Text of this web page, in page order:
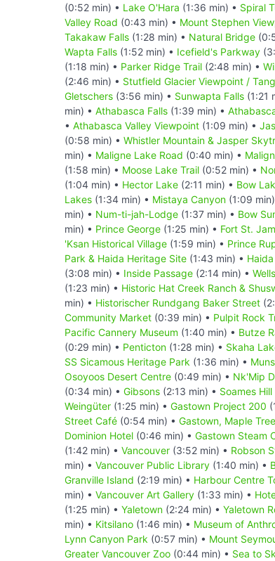
(0:52 min) • Lake O'Hara (1:36 min) • Spiral
Valley Road (0:43 min) • Mount Stephen
Takakaw Falls (1:28 min) • Natural Bridge
Wapta Falls (1:52 min) • Icefield's Parkway
(1:18 min) • Parker Ridge Trail (2:48 min) •
(2:46 min) • Stutfield Glacier Viewpoint /
Gletschers (3:56 min) • Sunwapta Falls (1:21
min) • Athabasca Falls (1:39 min) •
• Athabasca Valley Viewpoint (1:09 min) •
(0:58 min) • Whistler Mountain & Jasper
min) • Maligne Lake Road (0:40 min) •
(1:58 min) • Moose Lake Trail (0:52 min) •
(1:04 min) • Hector Lake (2:11 min) • Bow
Lakes (1:34 min) • Mistaya Canyon (1:09
min) • Num-ti-jah-Lodge (1:37 min) • Bow
min) • Prince George (1:25 min) • Fort St.
'Ksan Historical Village (1:59 min) • Prince
Park & Haida Heritage Site (1:43 min) •
(3:08 min) • Inside Passage (2:14 min) •
(1:23 min) • Historic Hat Creek Ranch &
min) • Historischer Rundgang Baker Street
Community Market (0:39 min) • Pulpit Rock
Pacific Cannery Museum (1:40 min) • Butze
(0:29 min) • Penticton (1:28 min) • Skaha
SS Sicamous Heritage Park (1:36 min) •
Osoyoos Desert Centre (0:49 min) • Nk'Mip
(0:34 min) • Gibsons (2:13 min) • Soames Hill
Weingüter (1:25 min) • Gastown Project 200
Street Café (0:54 min) • Gastown, Maple
Dominion Hotel (0:46 min) • Gastown Steam
(1:42 min) • Vancouver (3:52 min) • Robson
min) • Vancouver Public Library (1:40 min) •
Granville Island (2:19 min) • Harbour Centre
min) • Vancouver Art Gallery (1:33 min) •
(1:25 min) • Yaletown (2:24 min) • Yaletown
min) • Kitsilano (1:46 min) • Museum of
Lynn Canyon Park (0:57 min) • Mount
Greater Vancouver Zoo (0:44 min) • Sea to